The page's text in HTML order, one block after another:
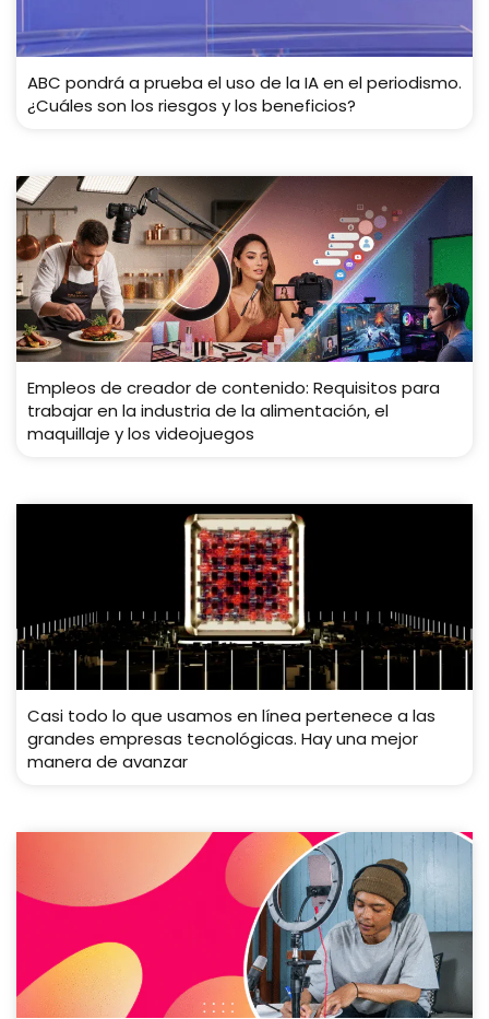
ABC pondrá a prueba el uso de la IA en el periodismo.
¿Cuáles son los riesgos y los beneficios?
Empleos de creador de contenido: Requisitos para
trabajar en la industria de la alimentación, el
maquillaje y los videojuegos
Casi todo lo que usamos en línea pertenece a las
grandes empresas tecnológicas. Hay una mejor
manera de avanzar